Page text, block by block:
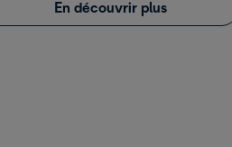
En découvrir plus